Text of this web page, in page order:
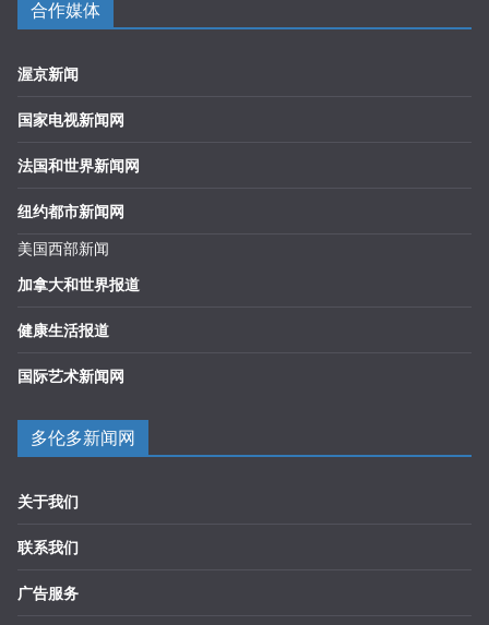
合作媒体
渥京新闻
国家电视新闻网
法国和世界新闻网
纽约都市新闻网
美国西部新闻
加拿大和世界报道
健康生活报道
国际艺术新闻网
多伦多新闻网
关于我们
联系我们
广告服务